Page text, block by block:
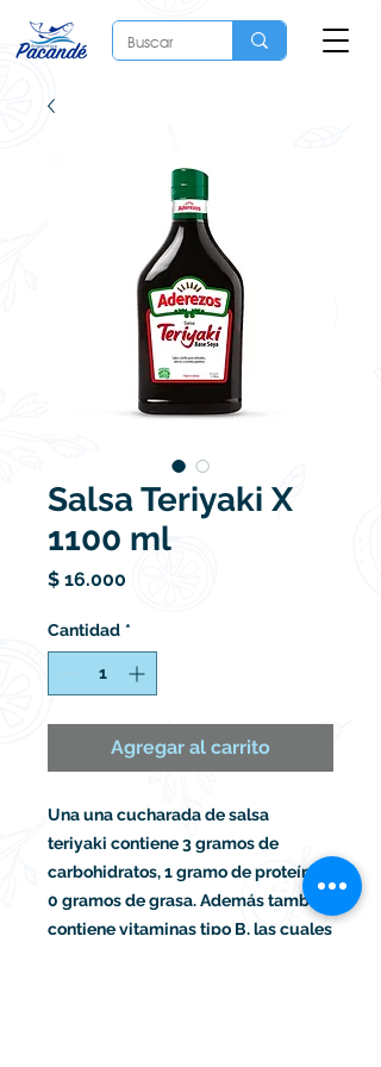
Salsa Teriyaki X
1100 ml
$ 16.000
Cantidad *
Agregar al carrito
Una una cucharada de salsa
teriyaki contiene 3 gramos de
carbohidratos, 1 gramo de proteína y
0 gramos de grasa. Además también
contiene vitaminas tipo B, las cuales